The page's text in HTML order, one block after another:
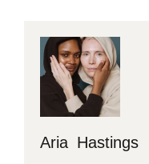
Aria Hastings